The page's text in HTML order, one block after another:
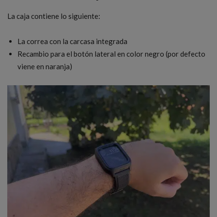
La caja contiene lo siguiente:
La correa con la carcasa integrada
Recambio para el botón lateral en color negro (por defecto
viene en naranja)